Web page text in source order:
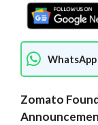
Zomato